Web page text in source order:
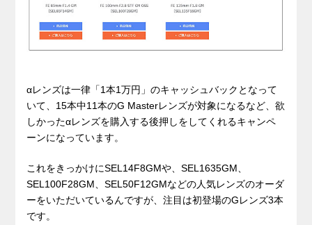
αレンズは一律「1本1万円」のキャッシュバックとなって
いて、15本中11本のG Masterレンズが対象になるなど、欲
しかったαレンズを購入する後押しをしてくれるキャンペ
ーンになっています。
これをきっかけにSEL14F8GMや、SEL1635GM、
SEL100F28GM、SEL50F12GMなどの人気レンズのオーダ
ーをいただいているんですが、注目は初登場のGレンズ3本
です。